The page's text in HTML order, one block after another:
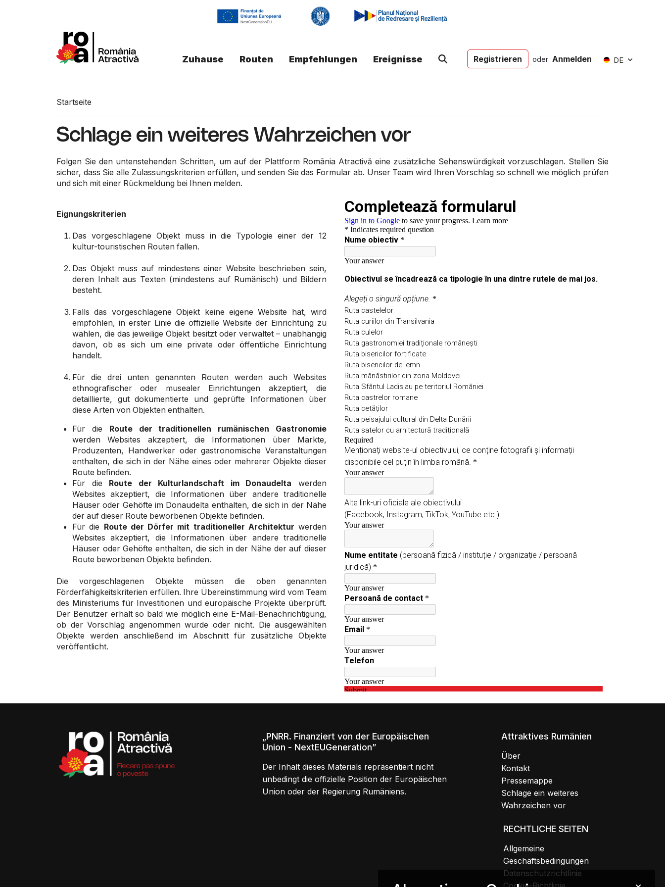
Zuhause Routen Empfehlungen Ereignisse Registrieren oder Anmelden DE
Startseite
Schlage ein weiteres Wahrzeichen vor
Folgen Sie den untenstehenden Schritten, um auf der Plattform România Atractivă eine zusätzliche Sehenswürdigkeit vorzuschlagen. Stellen Sie
sicher, dass Sie alle Zulassungskriterien erfüllen, und senden Sie das Formular ab. Unser Team wird Ihren Vorschlag so schnell wie möglich prüfen
und sich mit einer Rückmeldung bei Ihnen melden.
Eignungskriterien
Das vorgeschlagene Objekt muss in die Typologie einer der 12
kultur-touristischen Routen fallen.
Das Objekt muss auf mindestens einer Website beschrieben sein,
deren Inhalt aus Texten (mindestens auf Rumänisch) und Bildern
besteht.
Falls das vorgeschlagene Objekt keine eigene Website hat, wird
empfohlen, in erster Linie die offizielle Website der Einrichtung zu
wählen, die das jeweilige Objekt besitzt oder verwaltet – unabhängig
davon, ob es sich um eine private oder öffentliche Einrichtung
handelt.
Für die drei unten genannten Routen werden auch Websites
ethnografischer oder musealer Einrichtungen akzeptiert, die
detaillierte, gut dokumentierte und geprüfte Informationen über
diese Arten von Objekten enthalten.
Für die Route der traditionellen rumänischen Gastronomie
werden Websites akzeptiert, die Informationen über Märkte,
Produzenten, Handwerker oder gastronomische Veranstaltungen
enthalten, die sich in der Nähe eines oder mehrerer Objekte dieser
Route befinden.
Für die Route der Kulturlandschaft im Donaudelta werden
Websites akzeptiert, die Informationen über andere traditionelle
Häuser oder Gehöfte im Donaudelta enthalten, die sich in der Nähe
der auf dieser Route beworbenen Objekte befinden.
Für die Route der Dörfer mit traditioneller Architektur werden
Websites akzeptiert, die Informationen über andere traditionelle
Häuser oder Gehöfte enthalten, die sich in der Nähe der auf dieser
Route beworbenen Objekte befinden.
Die vorgeschlagenen Objekte müssen die oben genannten
Förderfähigkeitskriterien erfüllen. Ihre Übereinstimmung wird vom Team
des Ministeriums für Investitionen und europäische Projekte überprüft.
Der Benutzer erhält so bald wie möglich eine E-Mail-Benachrichtigung,
ob der Vorschlag angenommen wurde oder nicht. Die ausgewählten
Objekte werden anschließend im Abschnitt für zusätzliche Objekte
veröffentlicht.
„PNRR. Finanziert von der Europäischen
Union - NextEUGeneration”
Der Inhalt dieses Materials repräsentiert nicht
unbedingt die offizielle Position der Europäischen
Union oder der Regierung Rumäniens.
Attraktives Rumänien
Über
Kontakt
Pressemappe
Schlage ein weiteres
Wahrzeichen vor
RECHTLICHE SEITEN
Allgemeine
Geschäftsbedingungen
Datenschutzrichtlinie